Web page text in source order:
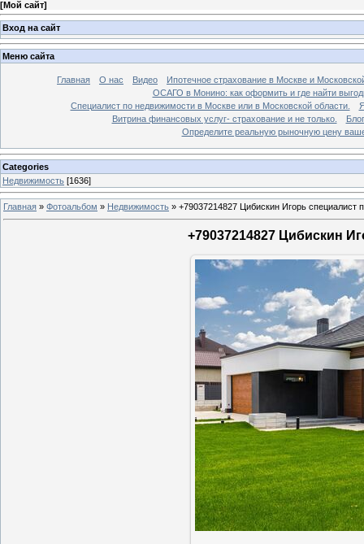
[Мой сайт]
Вход на сайт
Меню сайта
Главная О нас Видео
Ипотечное страхование в Москве и
ОСАГО в Монино: как оформить и где найти
Специалист по недвижимости в Москве или в Московской области.
Витрина финансовых услуг- страхование и не только.
Блог
Определите реальную рыночную цену
Categories
Недвижимость [1636]
Главная » Фотоальбом » Недвижимость » +79037214827 Цибискин Игорь специалист
+79037214827 Цибискин